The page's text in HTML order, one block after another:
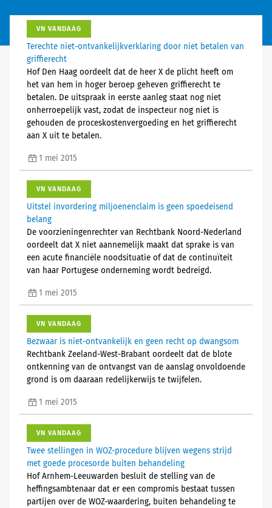
VN VANDAAG
Terechte niet-ontvankelijkverklaring door niet betalen van
griffierecht
Hof Den Haag oordeelt dat de heer X de plicht heeft om
het van hem in hoger beroep geheven griffierecht te
betalen. De uitspraak in eerste aanleg staat nog niet
onherroepelijk vast, zodat de inspecteur nog niet is
gehouden de proceskostenvergoeding en het griffierecht
aan X uit te betalen.
1 mei 2015
VN VANDAAG
Uitstel invordering miljoenenclaim is geen spoedeisend
belang
De voorzieningenrechter van Rechtbank Noord-Nederland
oordeelt dat X niet aannemelijk maakt dat sprake is van
een acute financiële noodsituatie of dat de continuïteit
van haar Portugese onderneming wordt bedreigd.
1 mei 2015
VN VANDAAG
Bezwaar is niet-ontvankelijk en geen recht op dwangsom
Rechtbank Zeeland-West-Brabant oordeelt dat de blote
ontkenning van de ontvangst van de aanslag onvoldoende
grond is om daaraan redelijkerwijs te twijfelen.
1 mei 2015
VN VANDAAG
Twee stellingen in WOZ-procedure blijven wegens strijd
met goede procesorde buiten behandeling
Hof Arnhem-Leeuwarden besluit de stelling van de
heffingsambtenaar dat er een compromis bestaat tussen
partijen over de WOZ-waardering, buiten behandeling te